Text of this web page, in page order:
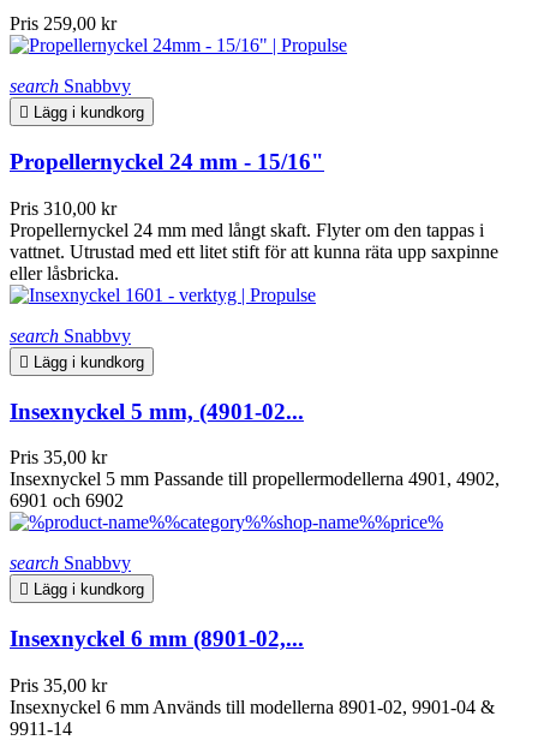
Pris 259,00 kr
search Snabbvy
 Lägg i kundkorg
Propellernyckel 24 mm - 15/16"
Pris 310,00 kr
Propellernyckel 24 mm med långt skaft. Flyter om den tappas i
vattnet. Utrustad med ett litet stift för att kunna räta upp saxpinne
eller låsbricka.
search Snabbvy
 Lägg i kundkorg
Insexnyckel 5 mm, (4901-02...
Pris 35,00 kr
Insexnyckel 5 mm Passande till propellermodellerna 4901, 4902,
6901 och 6902
search Snabbvy
 Lägg i kundkorg
Insexnyckel 6 mm (8901-02,...
Pris 35,00 kr
Insexnyckel 6 mm Används till modellerna 8901-02, 9901-04 &
9911-14